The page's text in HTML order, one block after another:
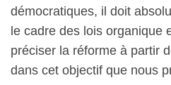
démocratiques, il doit
le cadre des lois organique
préciser la réforme à partir
dans cet objectif que nous